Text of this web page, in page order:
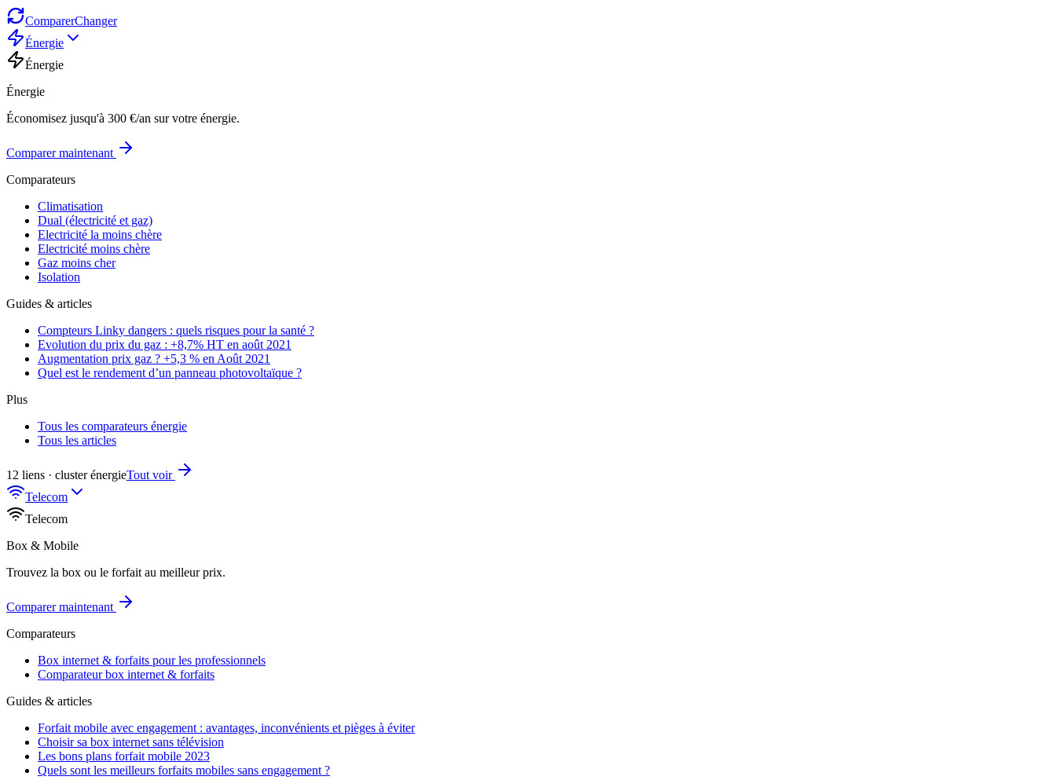
ComparerChanger
Énergie
Énergie
Énergie
Économisez jusqu'à 300 €/an sur votre énergie.
Comparer maintenant
Comparateurs
Climatisation
Dual (électricité et gaz)
Electricité la moins chère
Electricité moins chère
Gaz moins cher
Isolation
Guides & articles
Compteurs Linky dangers : quels risques pour la santé ?
Evolution du prix du gaz : +8,7% HT en août 2021
Augmentation prix gaz ? +5,3 % en Août 2021
Quel est le rendement d’un panneau photovoltaïque ?
Plus
Tous les comparateurs énergie
Tous les articles
12 liens · cluster énergieTout voir
Telecom
Telecom
Box & Mobile
Trouvez la box ou le forfait au meilleur prix.
Comparer maintenant
Comparateurs
Box internet & forfaits pour les professionnels
Comparateur box internet & forfaits
Guides & articles
Forfait mobile avec engagement : avantages, inconvénients et pièges à éviter
Choisir sa box internet sans télévision
Les bons plans forfait mobile 2023
Quels sont les meilleurs forfaits mobiles sans engagement ?